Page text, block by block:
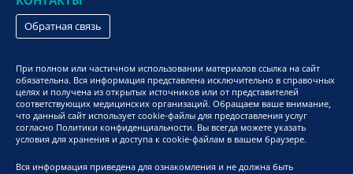
Обратная связь
При полном или частичном использовании материалов ссылка на сайт
обязательна. Вся информация представлена исключительно в справочных
целях и получена из открытых источников или от представителей
соответствующих медицинских организаций. Обращаем ваше внимание,
что данный сайт использует cookie-файлы для предоставления услуг
согласно Политики конфиденциальности. Вы всегда можете указать
условия для хранения и доступа к cookie-файлам в вашем браузере.
Вся информация приведена для ознакомления и не должна быть